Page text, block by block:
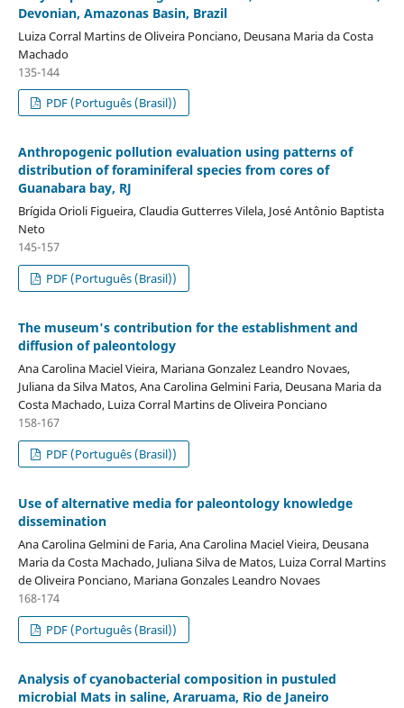
Devonian, Amazonas Basin, Brazil
Luiza Corral Martins de Oliveira Ponciano, Deusana Maria da Costa
Machado
135-144
PDF (Português (Brasil))
Anthropogenic pollution evaluation using patterns of
distribution of foraminiferal species from cores of
Guanabara bay, RJ
Brígida Orioli Figueira, Claudia Gutterres Vilela, José Antônio Baptista
Neto
145-157
PDF (Português (Brasil))
The museum's contribution for the establishment and
diffusion of paleontology
Ana Carolina Maciel Vieira, Mariana Gonzalez Leandro Novaes,
Juliana da Silva Matos, Ana Carolina Gelmini Faria, Deusana Maria da
Costa Machado, Luiza Corral Martins de Oliveira Ponciano
158-167
PDF (Português (Brasil))
Use of alternative media for paleontology knowledge
dissemination
Ana Carolina Gelmini de Faria, Ana Carolina Maciel Vieira, Deusana
Maria da Costa Machado, Juliana Silva de Matos, Luiza Corral Martins
de Oliveira Ponciano, Mariana Gonzales Leandro Novaes
168-174
PDF (Português (Brasil))
Analysis of cyanobacterial composition in pustuled
microbial Mats in saline, Araruama, Rio de Janeiro